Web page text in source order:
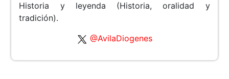
Historia y leyenda (Historia, oralidad y
tradición).
@AvilaDiogenes